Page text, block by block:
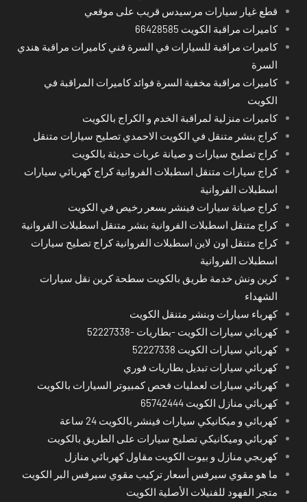
قطع غيار سيارات مرسيدس قريب على موقعي
كاميرات مراقبة الكويت 66428585
كاميرات مراقبة للسيارات في السرة فني كاميرات مراقبة هندي
السرة
كاميرات مراقبة مخفية السرة فوائد كاميرات المراقبة في
الكويت
كاميرات منزلية لمراقبة الخدم و الكراج بالكويت
كراج بنشر متنقل في الكويت الاحمدي تصليح سيارات متنقل
كراج تصليح سيارات و صيانة عربات حديثة بالكويت
كراج سيارات متنقل اسطبلات الفروانية كراج كهربائي سيارات
اسطبلات الفروانية
كراج صيانة سيارات فينشر بسعر رخيص في الكويت
كراج متنقل اسطبلات الفروانية بنشر متنقل اسطبلات الفروانية
كراج متنقل اون لاين اسطبلات الفروانية كراج تصليح سيارات
اسطبلات الفروانية
كرين ونش خدمة طريق بالكويت سطحة كرين نقل سيارات
الشهداء
كهرباء سيارات وبنشر متنقل الكويت
كهربائي سيارات الكويت -بطاريات -52227338
كهربائي سيارات الكويت 52227338
كهربائي سيارات تبديل بطاريات فوري
كهربائي سيارات لعمليات فحص كمبيوتر السيارات بالكويت
كهربائي منازل الكويت 65742444
كهربائي و ميكانيكي سيارات فينشر بالكويت 24 ساعة
كهربائي وميكانيكي تصليح سيارات على الطريق بالكويت
كهربجي منازل و بيوت الكويت مقاول كهربائي منازل
ما هو مقوي سيرفس أسعار تركيب مقوي سيرفس البر الكويت
متجر الفهود للفنيلات الأصلية الكويت